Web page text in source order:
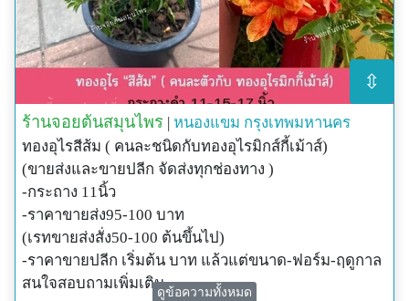
⇳
ร้านจอยต้นสมุนไพร | หนองแขม กรุงเทพมหานคร
ทองอุไรสีส้ม ( คนละชนิดกับทองอุไรมิกส์กี้เม้าส์)
(ขายส่งและขายปลีก จัดส่งทุกช่องทาง )
-กระถาง 11นิ้ว
-ราคาขายส่ง95-100 บาท
(เรทขายส่งสั่ง50-100 ต้นขึ้นไป)
-ราคาขายปลีก เริ่มต้น บาท แล้วแต่ขนาด-ฟอร์ม-ฤดูกาล
สนใจสอบถามเพิ่มเติม
ดูข้อความทั้งหมด